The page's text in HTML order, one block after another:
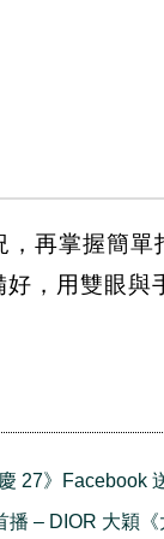
再掌握簡單
，用雙眼與
27》Facebook
– DIOR 大穎《